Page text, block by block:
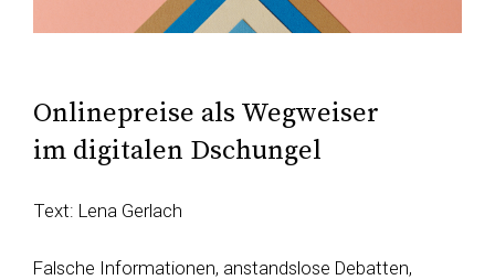
Onlinepreise als Wegweiser
im digitalen Dschungel
Text: Lena Gerlach
Falsche Informationen, anstandslose Debatten,